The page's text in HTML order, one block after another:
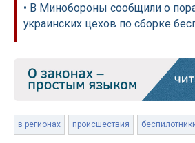
• В Минобороны сообщили о
украинских цехов по сборке
в регионах происшествия